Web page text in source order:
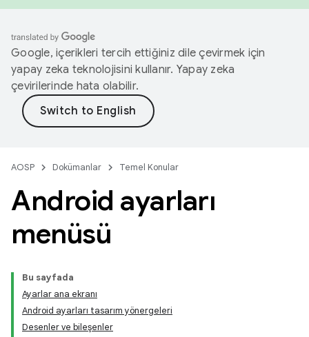
Google, içerikleri tercih ettiğiniz dile çevirmek için
yapay zeka teknolojisini kullanır. Yapay zeka
çevirilerinde hata olabilir.
AOSP Dokümanlar Temel Konular
Android ayarları
menüsü
Bu sayfada
Ayarlar ana ekranı
Android ayarları tasarım yönergeleri
Desenler ve bileşenler